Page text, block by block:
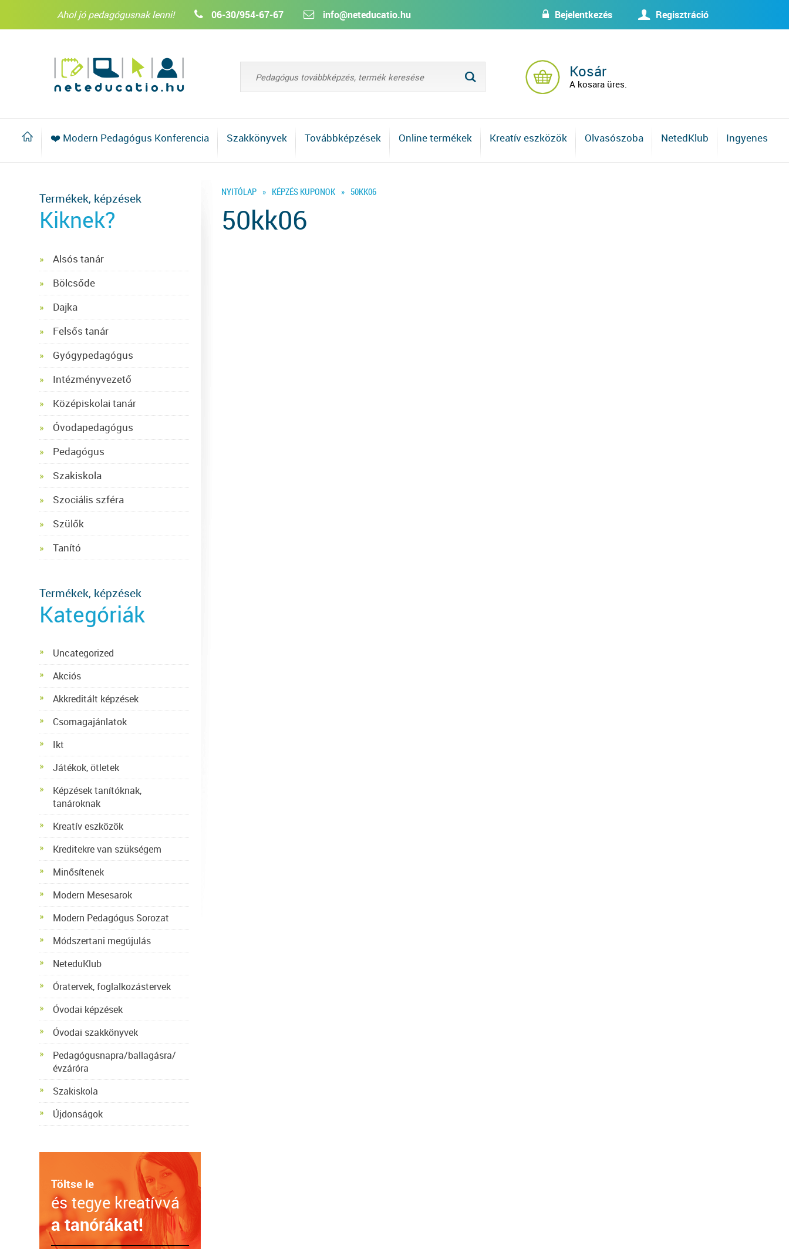
w Bejelentkezés U Regisztráció
Ahol jó pedagógusnak lenni! 06-30/954-67-67 info@neteducatio.hu
L Kosár
A kosara üres.
❤️ Modern Pedagógus Konferencia Szakkönyvek Továbbképzések Online termékek Kreatív eszközök Olvasószoba NetedKlub Ingyenes
NYITÓLAP » KÉPZÉS KUPONOK » 50KK06
50kk06
Termékek, képzések
Kiknek?
Alsós tanár
Bölcsőde
Dajka
Felsős tanár
Gyógypedagógus
Intézményvezető
Középiskolai tanár
Óvodapedagógus
Pedagógus
Szakiskola
Szociális szféra
Szülők
Tanító
Termékek, képzések
Kategóriák
Uncategorized
Akciós
Akkreditált képzések
Csomagajánlatok
Ikt
Játékok, ötletek
Képzések tanítóknak,
tanároknak
Kreatív eszközök
Kreditekre van szükségem
Minősítenek
Modern Mesesarok
Modern Pedagógus Sorozat
Módszertani megújulás
NeteduKlub
Óratervek, foglalkozástervek
Óvodai képzések
Óvodai szakkönyvek
Pedagógusnapra/ballagásra/
évzáróra
Szakiskola
Újdonságok
Töltse le
és tegye kreatívvá
a tanórákat!